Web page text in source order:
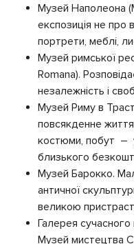
Музей Наполеона
експозиція не про
портрети, меблі,
Музей римської
Romana).
незалежність і
Музей Риму в
повсякденне
костюми, побут –
близького
Музей Барокко.
античної
великою
Галерея
Музей мистецтва